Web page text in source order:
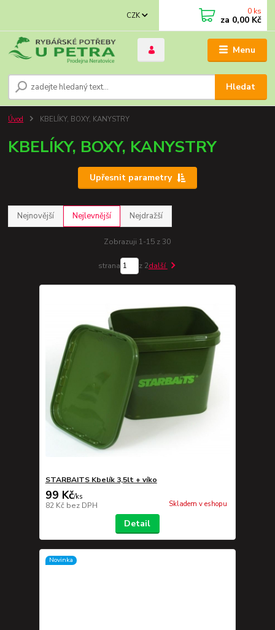
Menu
CZK
Hledat
0 ks
za 0,00 Kč
Úvod KBELÍKY, BOXY, KANYSTRY
KBELÍKY, BOXY, KANYSTRY
Upřesnit parametry
Nejnovější Nejlevnější Nejdražší
Zobrazuji 1-15 z 30
strana z 2další
STARBAITS Kbelík 3,5lt + víko
99 Kč/ks
82 Kč bez DPH Skladem v eshopu
Detail
Novinka